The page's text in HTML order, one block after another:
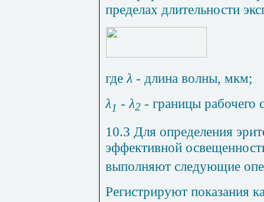
пределах длительности
где λ - длина волны, мкм;
λ1 - λ2 - границы рабочего
10.3 Для определения
эффективной
выполняют следующие
Регистрируют показания